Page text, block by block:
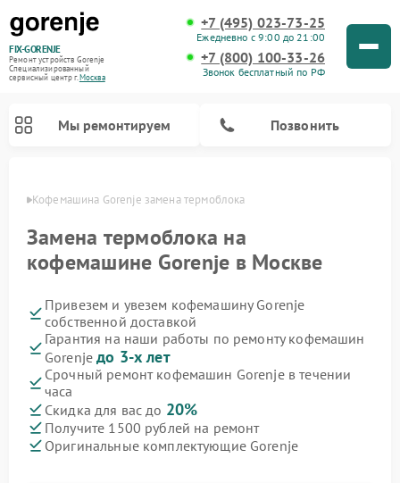
FIX-GORENJE
Ремонт устройств Gorenje
Специализированный
cервисный центр г.Москва
+7 (495) 023-73-25
Ежедневно с 9:00 до 21:00
+7 (800) 100-33-26
Звонок бесплатный по РФ
Мы ремонтируем Позвонить
Кофемашина Gorenje замена термоблока
Замена термоблока на
кофемашине Gorenje в Москве
Привезем и увезем кофемашину Gorenje
собственной доставкой
Гарантия на наши работы по ремонту кофемашин
Gorenjeдо 3-х лет
Срочный ремонт кофемашин Gorenje в течении
часа
Скидка для вас до 20%
Получите 1500 рублей на ремонт
Оригинальные комплектующие Gorenje